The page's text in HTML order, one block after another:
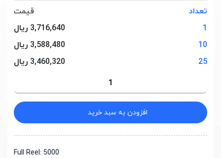
تعداد
قیمت
1
3,716,640 ریال
10
3,588,480 ریال
25
3,460,320 ریال
افزودن به سبد خرید
Full Reel: 5000